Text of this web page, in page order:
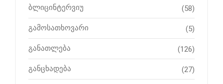
ბლიცინტერვიუ (58)
გამოსათხოვარი (5)
განათლება (126)
განცხადება (27)